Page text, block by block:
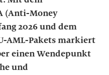
(Anti-Money
2026 und dem
AML-Pakets markiert
einen Wendepunkt
und